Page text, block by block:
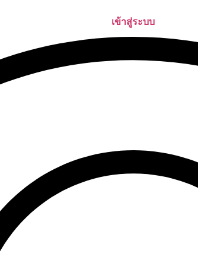
เข้าสู่ระบบ